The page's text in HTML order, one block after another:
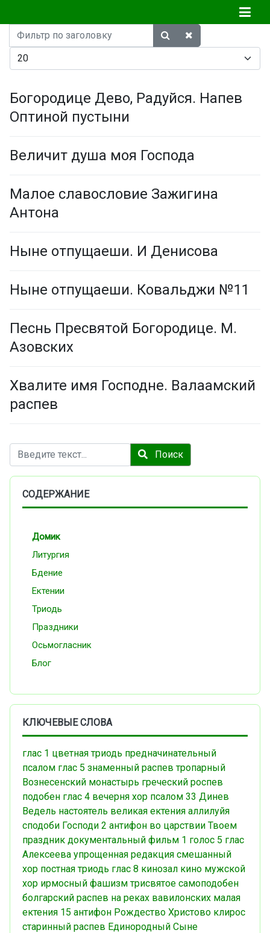
Фильтр
по
заголовку
Кол-во строк:
Богородице Дево, Радуйся. Напев
Оптиной пустыни
Величит душа моя Господа
Малое славословие Зажигина
Антона
Ныне отпущаеши. И Денисова
Ныне отпущаеши. Ковальджи №11
Песнь Пресвятой Богородице. М.
Азовских
Хвалите имя Господне. Валаамский
распев
Поиск Поиск
СОДЕРЖАНИЕ
Домик
Литургия
Бдение
Ектении
Триодь
Праздники
Осьмогласник
Блог
КЛЮЧЕВЫЕ СЛОВА
глас 1 цветная триодь предначинательный
псалом глас 5 знаменный распев тропарный
Вознесенский монастырь греческий роспев
подобен глас 4 вечерня хор псалом 33 Динев
Ведель настоятель великая ектения аллилуйя
сподоби Господи 2 антифон во царствии Твоем
праздник документальный фильм 1 голос 5 глас
Алексеева упрощенная редакция смешанный
хор постная триодь глас 8 кинозал кино мужской
хор ирмосный фашизм трисвятое самоподобен
болгарский распев на реках вавилонских малая
ектения 15 антифон Рождество Христово клирос
старинный распев Единородный Сыне